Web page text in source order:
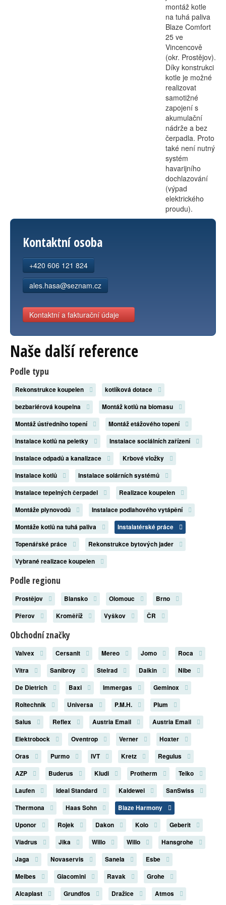
montáž kotle
na tuhá paliva
Blaze Comfort
25 ve
Vincencově
(okr. Prostějov).
Díky konstrukci
kotle je možné
realizovat
samotižné
zapojení s
akumulační
nádrže a bez
čerpadla. Proto
také není nutný
systém
havarijního
dochlazování
(výpad
elektrického
proudu).
Kontaktní osoba
+420 606 121 824
ales.hasa@seznam.cz
Kontaktní a fakturační údaje
Naše další reference
Podle typu
Rekonstrukce koupelen
kotlíková dotace
bezbariérová koupelna
Montáž kotlů na biomasu
Montáž ústředního topení
Montáž etážového topení
Instalace kotlů na peletky
Instalace sociálních zařízení
Instalace odpadů a kanalizace
Krbové vložky
Instalace kotlů
Instalace solárních systémů
Instalace tepelných čerpadel
Realizace koupelen
Montáže plynovodů
Instalace podlahového vytápění
Montáže kotlů na tuhá paliva
Instalatérské práce
Topenářské práce
Rekonstrukce bytových jader
Vybrané realizace koupelen
Podle regionu
Prostějov Blansko Olomouc
Brno
Přerov
Kroměříž Vyškov ČR
Obchodní značky
Valvex Cersanit Mereo Jomo
Roca
Vitra
Sanibroy Stelrad Daikin
Nibe
De Dietrich
Baxi Immergas
Geminox
Roltechnik
Universa P.M.H.
Plum
Salus
Reflex Austria Email
Austria Email
Elektrobock
Oventrop Verner
Hoxter
Oras
Purmo IVT Kretz
Regulus
AZP
Buderus Kludi Protherm
Teiko
Laufen
Ideal Standard Kaldewei
SanSwiss
Thermona
Haas Sohn
Blaze Harmony
Uponor
Rojek Dakon Kolo
Geberit
Viadrus
Jika Willo Willo
Hansgrohe
Jaga
Novaservis Sanela
Esbe
Meibes
Giacomini Ravak
Grohe
Alcaplast
Grundfos Dražice Atmos